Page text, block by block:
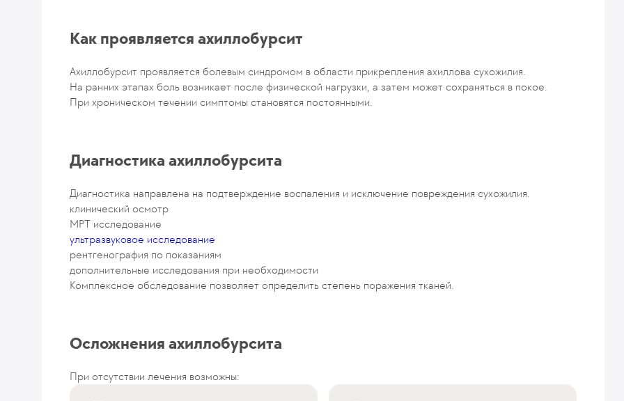
Как проявляется ахиллобурсит
Ахиллобурсит проявляется болевым синдромом в области прикрепления ахиллова сухожилия.
На ранних этапах боль возникает после физической нагрузки, а затем может сохраняться в покое.
При хроническом течении симптомы становятся постоянными.
Диагностика ахиллобурсита
Диагностика направлена на подтверждение воспаления и исключение повреждения сухожилия.
клинический осмотр
МРТ исследование
ультразвуковое исследование
рентгенография по показаниям
дополнительные исследования при необходимости
Комплексное обследование позволяет определить степень поражения тканей.
Осложнения ахиллобурсита
При отсутствии лечения возможны: